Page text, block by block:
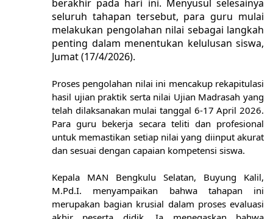
berakhir pada hari ini. Menyusul selesainya
seluruh tahapan tersebut, para guru mulai
melakukan pengolahan nilai sebagai langkah
penting dalam menentukan kelulusan siswa,
Jumat (17/4/2026).
Proses pengolahan nilai ini mencakup rekapitulasi
hasil ujian praktik serta nilai Ujian Madrasah yang
telah dilaksanakan mulai tanggal 6-17 April 2026.
Para guru bekerja secara teliti dan profesional
untuk memastikan setiap nilai yang diinput akurat
dan sesuai dengan capaian kompetensi siswa.
Kepala MAN Bengkulu Selatan, Buyung Kalil,
M.Pd.I. menyampaikan bahwa tahapan ini
merupakan bagian krusial dalam proses evaluasi